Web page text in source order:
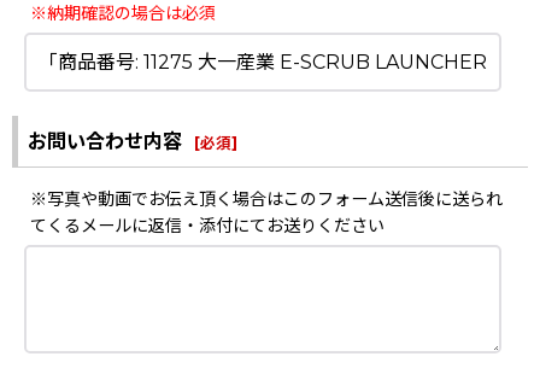
※納期確認の場合は必須
お問い合わせ内容 [必須]
※写真や動画でお伝え頂く場合はこのフォーム送信後に送られ
てくるメールに返信・添付にてお送りください